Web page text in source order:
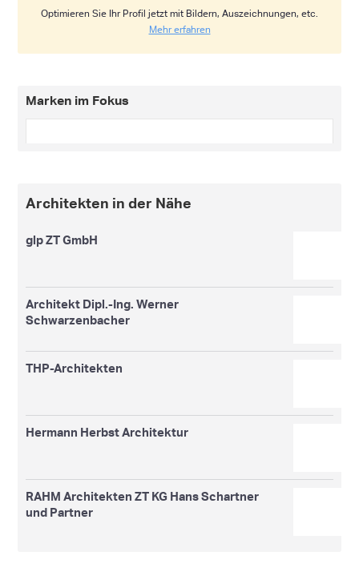
Optimieren Sie Ihr Profil jetzt mit Bildern, Auszeichnungen, etc.
Mehr erfahren
Marken im Fokus
Architekten in der Nähe
glp ZT GmbH
Architekt Dipl.-Ing. Werner
Schwarzenbacher
THP-Architekten
Hermann Herbst Architektur
RAHM Architekten ZT KG Hans Schartner
und Partner